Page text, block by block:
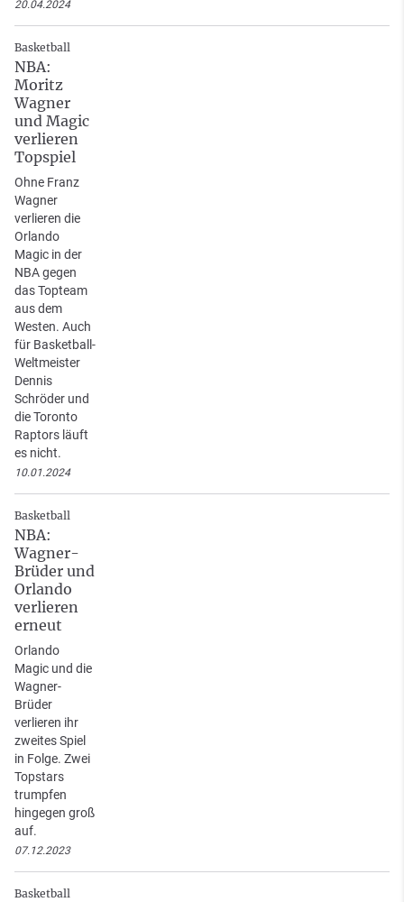
20.04.2024
Basketball
NBA:
Moritz
Wagner
und Magic
verlieren
Topspiel
Ohne Franz
Wagner
verlieren die
Orlando
Magic in der
NBA gegen
das Topteam
aus dem
Westen. Auch
für Basketball-
Weltmeister
Dennis
Schröder und
die Toronto
Raptors läuft
es nicht.
10.01.2024
Basketball
NBA:
Wagner-
Brüder und
Orlando
verlieren
erneut
Orlando
Magic und die
Wagner-
Brüder
verlieren ihr
zweites Spiel
in Folge. Zwei
Topstars
trumpfen
hingegen groß
auf.
07.12.2023
Basketball